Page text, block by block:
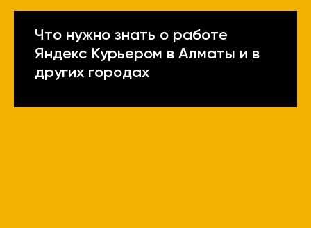
Что нужно знать о работе
Яндекс Курьером в Алматы и в
других городах